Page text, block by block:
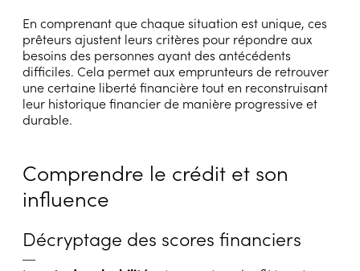
En comprenant que chaque situation est unique, ces
prêteurs ajustent leurs critères pour répondre aux
besoins des personnes ayant des antécédents
difficiles. Cela permet aux emprunteurs de retrouver
une certaine liberté financière tout en reconstruisant
leur historique financier de manière progressive et
durable.
Comprendre le crédit et son
influence
Décryptage des scores financiers
―